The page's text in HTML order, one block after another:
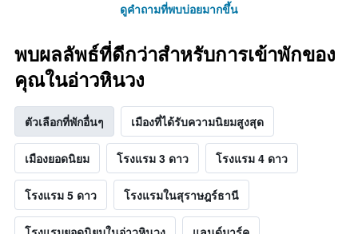
ดูคำถามที่พบบ่อยมากขึ้น
พบผลลัพธ์ที่ดีกว่าสำหรับการเข้าพักของ
คุณในอ่าวหินวง
ตัวเลือกที่พักอื่นๆ เมืองที่ได้รับความนิยมสูงสุด
เมืองยอดนิยม โรงแรม 3 ดาว โรงแรม 4 ดาว
โรงแรม 5 ดาว โรงแรมในสุราษฎร์ธานี